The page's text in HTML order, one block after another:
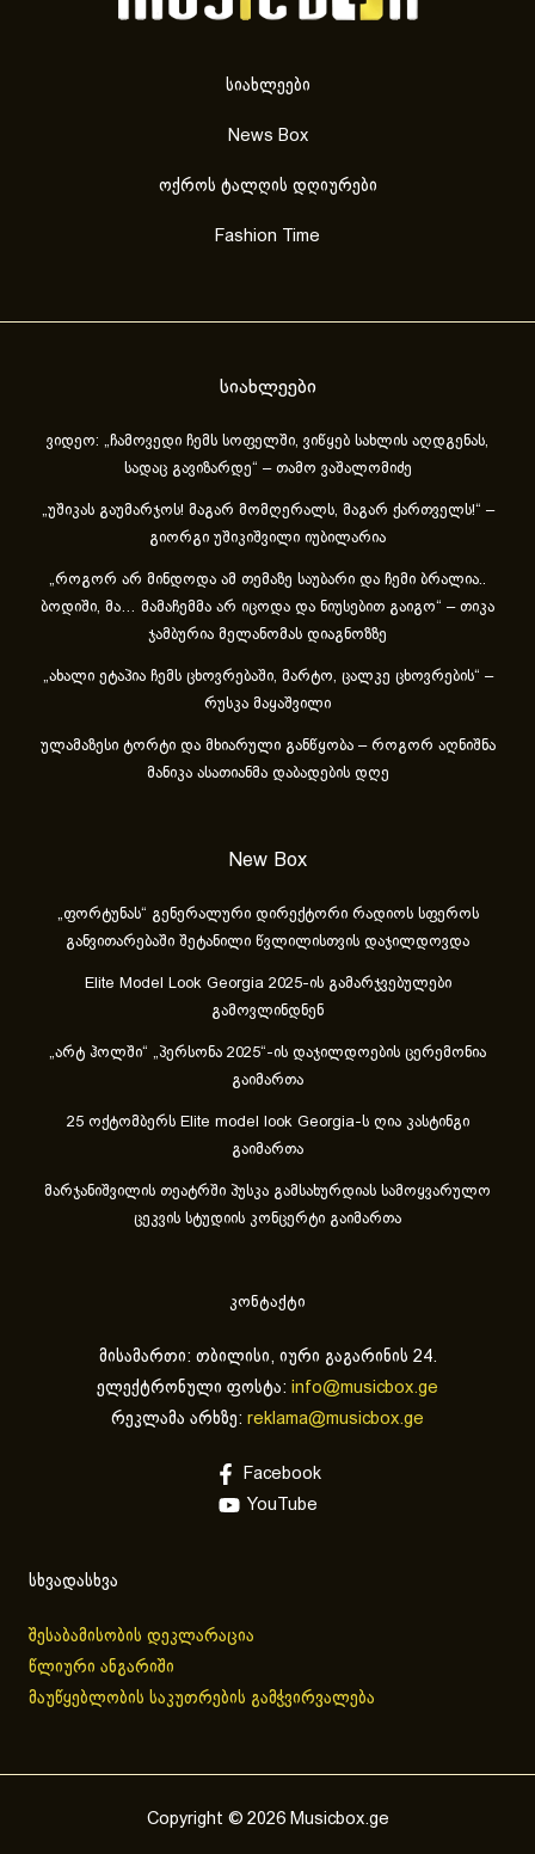
სიახლეები
News Box
ოქროს ტალღის დღიურები
Fashion Time
სიახლეები
ვიდეო: „ჩამოვედი ჩემს სოფელში, ვიწყებ სახლის აღდგენას,
სადაც გავიზარდე“ – თამო ვაშალომიძე
„უშიკას გაუმარჯოს! მაგარ მომღერალს, მაგარ ქართველს!“ –
გიორგი უშიკიშვილი იუბილარია
„როგორ არ მინდოდა ამ თემაზე საუბარი და ჩემი ბრალია..
ბოდიში, მა… მამაჩემმა არ იცოდა და ნიუსებით გაიგო“ – თიკა
ჯამბურია მელანომას დიაგნოზზე
„ახა­ლი ეტა­პია ჩემს ცხოვ­რე­ბა­ში, მარ­ტო, ცალ­კე ცხოვ­რე­ბის“ –
რუსკა მაყაშვილი
ულამაზესი ტორტი და მხიარული განწყობა – როგორ აღნიშნა
მანიკა ასათიანმა დაბადების დღე
New Box
„ფორტუნას“ გენერალური დირექტორი რადიოს სფეროს
განვითარებაში შეტანილი წვლილისთვის დაჯილდოვდა
Elite Model Look Georgia 2025-ის გამარჯვებულები
გამოვლინდნენ
„არტ ჰოლში“ „პერსონა 2025“-ის დაჯილდოების ცერემონია
გაიმართა
25 ოქტომბერს Elite model look Georgia-ს ღია კასტინგი
გაიმართა
მარჯანიშვილის თეატრში პუსკა გამსახურდიას სამოყვარულო
ცეკვის სტუდიის კონცერტი გაიმართა
კონტაქტი
მისამართი: თბილისი, იური გაგარინის 24.
ელექტრონული ფოსტა: info@musicbox.ge
რეკლამა არხზე: reklama@musicbox.ge
Facebook
YouTube
სხვადასხვა
შესაბამისობის დეკლარაცია
წლიური ანგარიში
მაუწყებლობის საკუთრების გამჭვირვალება
Copyright © 2026 Musicbox.ge